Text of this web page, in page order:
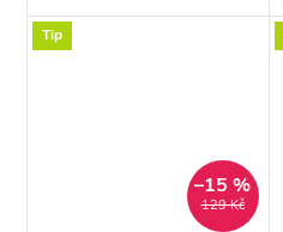
Tip
129 Kč
–15 %